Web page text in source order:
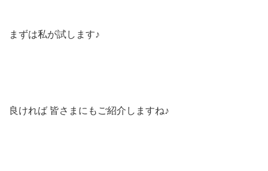
まずは私が試します♪
良ければ 皆さまにもご紹介しますね♪